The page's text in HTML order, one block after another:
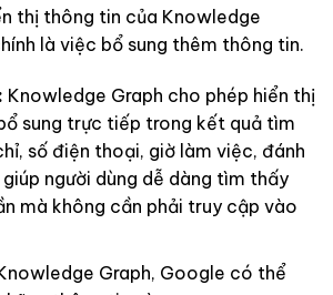
thị thông tin của Knowledge
là việc bổ sung thêm thông tin.
Knowledge Graph cho phép hiển thị
sung trực tiếp trong kết quả tìm
số điện thoại, giờ làm việc, đánh
người dùng dễ dàng tìm thấy
mà không cần phải truy cập vào
Graph, Google có thể